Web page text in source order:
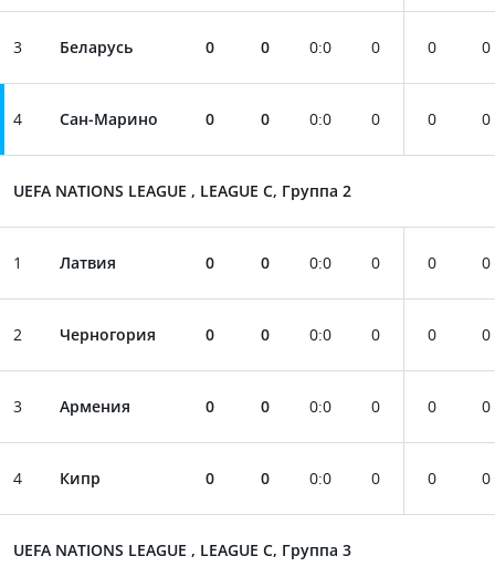
3 Беларусь 0 0 0:0 0 0 0
4 Сан-Марино 0 0 0:0 0 0 0
UEFA NATIONS LEAGUE , LEAGUE C, Группа 2
1 Латвия 0 0 0:0 0 0 0
2 Черногория 0 0 0:0 0 0 0
3 Армения 0 0 0:0 0 0 0
4 Кипр 0 0 0:0 0 0 0
UEFA NATIONS LEAGUE , LEAGUE C, Группа 3